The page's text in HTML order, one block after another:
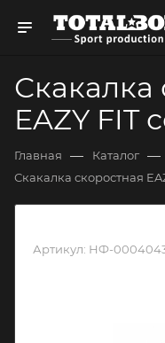
Скакалка
EAZY FIT
Главная — Каталог —
Скакалка скоростная
Артикул: НФ-